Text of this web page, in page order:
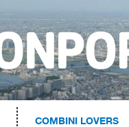
COMBINI LOVERS